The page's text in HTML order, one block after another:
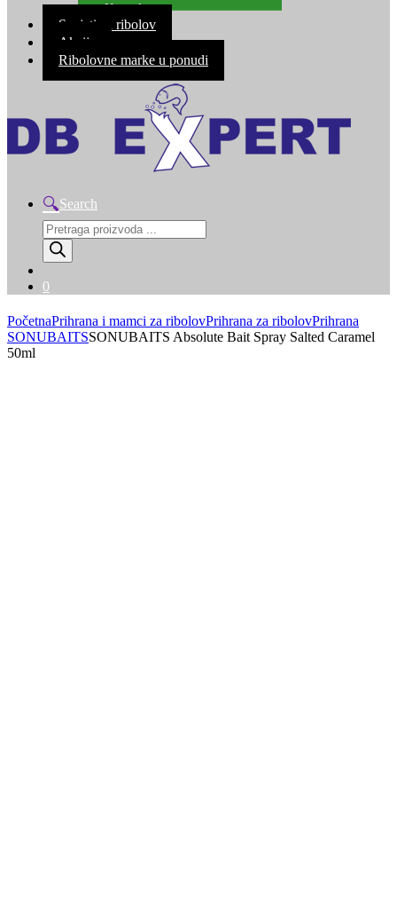
Kontakt
Savjeti za ribolov
Akcija
Ribolovne marke u ponudi
Search
Products
search
0
PočetnaPrihrana i mamci za ribolovPrihrana za ribolovPrihrana
SONUBAITSSONUBAITS Absolute Bait Spray Salted Caramel
50ml